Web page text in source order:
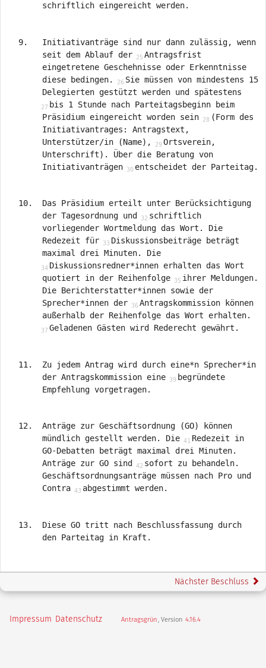
schriftlich eingereicht werden.
Initiativanträge sind nur dann zulässig, wenn
seit dem Ablauf der
Antragsfrist
eingetretene Geschehnisse oder Erkenntnisse
diese bedingen.
Sie müssen von mindestens 15
Delegierten gestützt werden und spätestens
bis 1 Stunde nach Parteitagsbeginn beim
Präsidium eingereicht worden sein
(Form des
Initiativantrages: Antragstext,
Unterstützer/in (Name),
Ortsverein,
Unterschrift). Über die Beratung von
Initiativanträgen
entscheidet der Parteitag.
Das Präsidium erteilt unter Berücksichtigung
der Tagesordnung und
schriftlich
vorliegender Wortmeldung das Wort. Die
Redezeit für
Diskussionsbeiträge beträgt
maximal drei Minuten. Die
Diskussionsredner*innen erhalten das Wort
quotiert in der Reihenfolge
ihrer Meldungen.
Die Berichterstatter*innen sowie der
Sprecher*innen der
Antragskommission können
außerhalb der Reihenfolge das Wort erhalten.
Geladenen Gästen wird Rederecht gewährt.
Zu jedem Antrag wird durch eine*n Sprecher*in
der Antragskommission eine
begründete
Empfehlung vorgetragen.
Anträge zur Geschäftsordnung (GO) können
mündlich gestellt werden. Die
Redezeit in
GO-Debatten beträgt maximal drei Minuten.
Anträge zur GO sind
sofort zu behandeln.
Geschäftsordnungsanträge müssen nach Pro und
Contra
abgestimmt werden.
Diese GO tritt nach Beschlussfassung durch
den Parteitag in Kraft.
Nächster Beschluss
Impressum Datenschutz Antragsgrün , Version 4.16.4